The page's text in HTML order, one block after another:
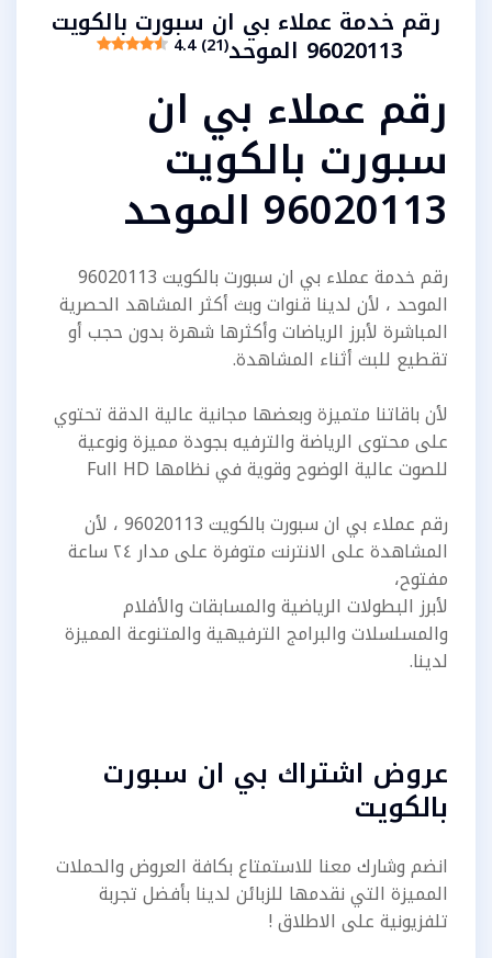
رقم خدمة عملاء بي ان سبورت بالكويت
96020113 الموحد 4.4 (21)
رقم عملاء بي ان
سبورت بالكويت
96020113 الموحد
رقم خدمة عملاء بي ان سبورت بالكويت 96020113
الموحد ، لأن لدينا قنوات وبث أكثر المشاهد الحصرية
المباشرة لأبرز الرياضات وأكثرها شهرة بدون حجب أو
تقطيع للبث أثناء المشاهدة.
لأن باقاتنا متميزة وبعضها مجانية عالية الدقة تحتوي
على محتوى الرياضة والترفيه بجودة مميزة ونوعية
للصوت عالية الوضوح وقوية في نظامها Full HD
رقم عملاء بي ان سبورت بالكويت 96020113 ، لأن
المشاهدة على الانترنت متوفرة على مدار ٢٤ ساعة
مفتوح،
لأبرز البطولات الرياضية والمسابقات والأفلام
والمسلسلات والبرامج الترفيهية والمتنوعة المميزة
لدينا.
عروض اشتراك بي ان سبورت
بالكويت
انضم وشارك معنا للاستمتاع بكافة العروض والحملات
المميزة التي نقدمها للزبائن لدينا بأفضل تجربة
تلفزيونية على الاطلاق !